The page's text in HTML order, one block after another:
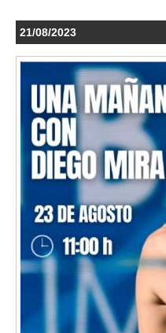
21/08/2023